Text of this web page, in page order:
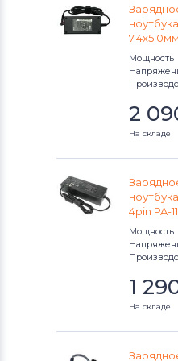
Toshiba
Блоки питания
Блоки питания
Блоки питания для
Мощность
2
На складе
4pin PA-
Мощность
1
На складе